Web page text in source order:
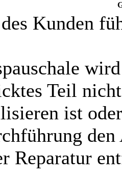
Kunden
Teil
ist
Reparatur